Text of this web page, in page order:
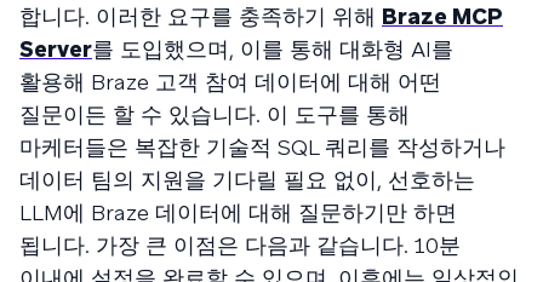
합니다. 이러한 요구를 충족하기 위해 Braze MCP
Server를 도입했으며, 이를 통해 대화형 AI를
활용해 Braze 고객 참여 데이터에 대해 어떤
질문이든 할 수 있습니다. 이 도구를 통해
마케터들은 복잡한 기술적 SQL 쿼리를 작성하거나
데이터 팀의 지원을 기다릴 필요 없이, 선호하는
LLM에 Braze 데이터에 대해 질문하기만 하면
됩니다. 가장 큰 이점은 다음과 같습니다. 10분